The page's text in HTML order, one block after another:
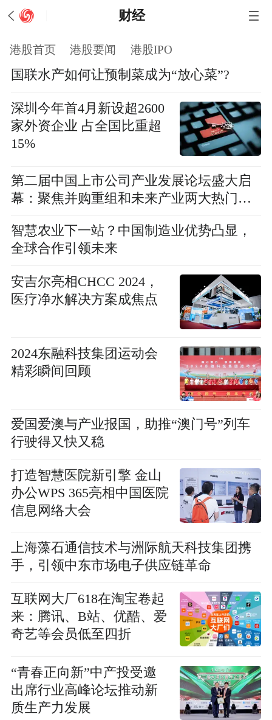
财经
港股首页 港股要闻 港股IPO
国联水产如何让预制菜成为“放心菜”?
深圳今年首4月新设超2600
家外资企业 占全国比重超
15%
第二届中国上市公司产业发展论坛盛大启
幕：聚焦并购重组和未来产业两大热门话
智慧农业下一站？中国制造业优势凸显，
全球合作引领未来
安吉尔亮相CHCC 2024，
医疗净水解决方案成焦点
2024东融科技集团运动会
精彩瞬间回顾
爱国爱澳与产业报国，助推“澳门号”列车
行驶得又快又稳
打造智慧医院新引擎 金山
办公WPS 365亮相中国医院
信息网络大会
上海藻石通信技术与洲际航天科技集团携
手，引领中东市场电子供应链革命
互联网大厂618在淘宝卷起
来：腾讯、B站、优酷、爱
奇艺等会员低至四折
“青春正向新”中产投受邀
出席行业高峰论坛推动新
质生产力发展